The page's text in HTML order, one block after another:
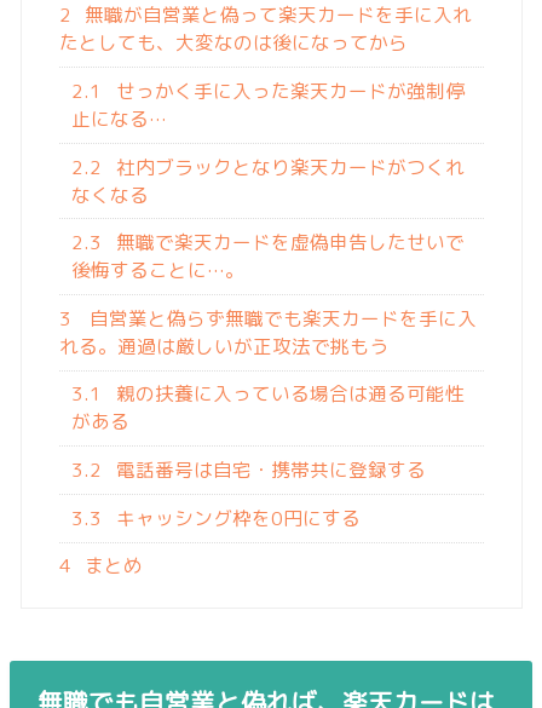
2
無職が自営業と偽って楽天カードを手に入れ
たとしても、大変なのは後になってから
2.1
せっかく手に入った楽天カードが強制停
止になる…
2.2
社内ブラックとなり楽天カードがつくれ
なくなる
2.3
無職で楽天カードを虚偽申告したせいで
後悔することに…。
3
自営業と偽らず無職でも楽天カードを手に入
れる。通過は厳しいが正攻法で挑もう
3.1
親の扶養に入っている場合は通る可能性
がある
3.2
電話番号は自宅・携帯共に登録する
3.3
キャッシング枠を0円にする
4
まとめ